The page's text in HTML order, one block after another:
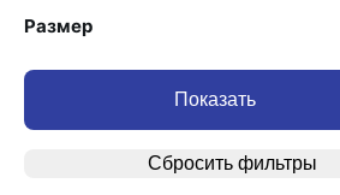
Размер
Показать
Сбросить фильтры